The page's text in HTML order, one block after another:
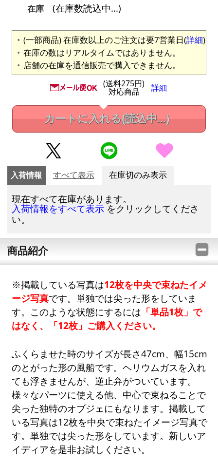
在庫
(在庫数読込中...)
(一部商品) 在庫数以上のご注文は要7営業日(詳細)
在庫の数はリアルタイムではありません。
店舗の在庫を通信販売で購入できません。
(送料275円)
対応商品 詳細
カートに入れる(読込中...)
入荷情報 すべて表示 在庫切のみ表示
現在すべて在庫があります。
入荷情報をすべて表示 をクリックしてくださ
い。
商品紹介
※掲載している写真は12枚を中央で束ねたイメ
ージ写真です。単独では尖った形をしていま
す。このような状態にするには 「単品1枚」で
はなく、「12枚」ご購入ください。
ふくらませた時のサイズが長さ47cm、幅15cm
のとがった形の風船です。ヘリウムガスを入れ
ても浮きませんが、逆止弁がついています。
様々なパーツに使える他、中心で束ねることで
尖った独特のオブジェにもなります。掲載して
いる写真は12枚を中央で束ねたイメージ写真で
す。単独では尖った形をしています。新しいア
イディアを是非お試しください。